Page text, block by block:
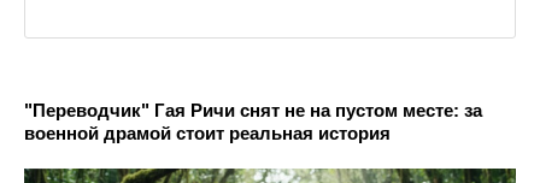
"Переводчик" Гая Ричи снят не на пустом месте: за
военной драмой стоит реальная история